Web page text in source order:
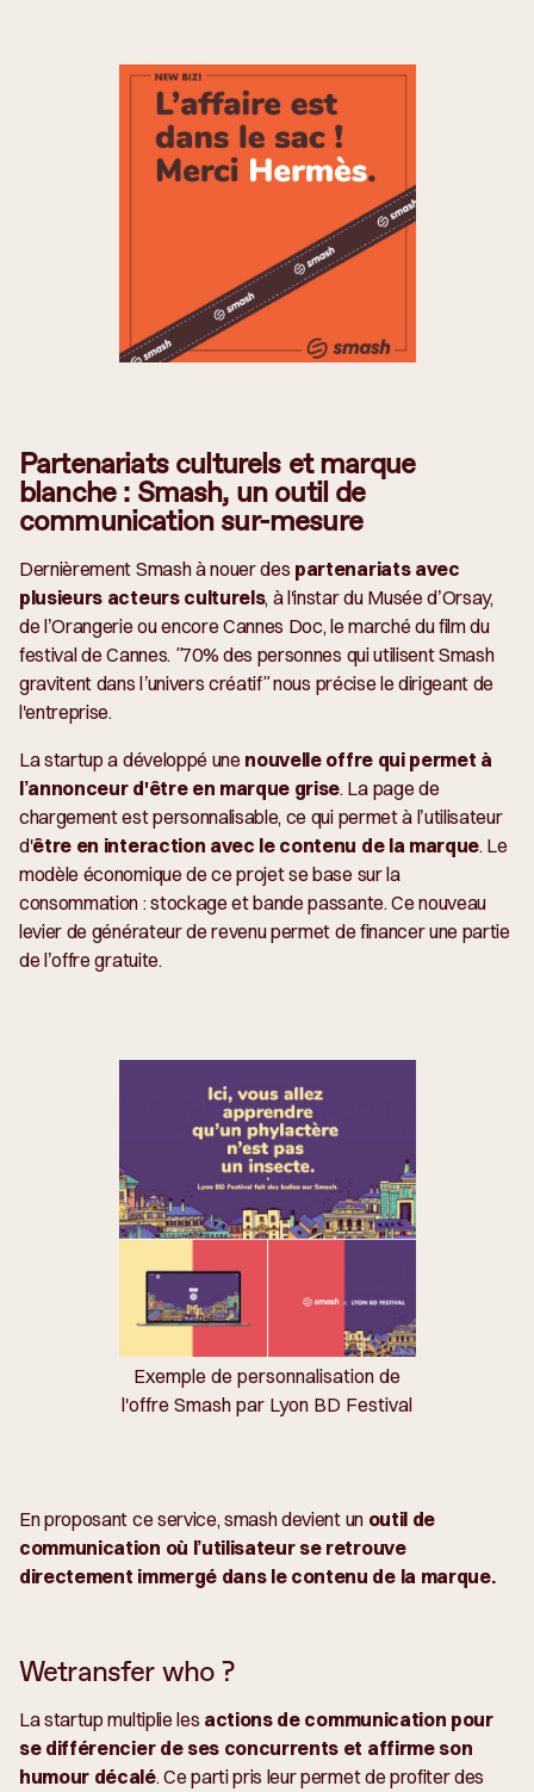
Partenariats culturels et marque
blanche : Smash, un outil de
communication sur-mesure
Dernièrement Smash à nouer des partenariats avec
plusieurs acteurs culturels, à l'instar du Musée d’Orsay,
de l’Orangerie ou encore Cannes Doc, le marché du film du
festival de Cannes. "70% des personnes qui utilisent Smash
gravitent dans l’univers créatif"nous précise le dirigeant de
l'entreprise.
La startup a développé une nouvelle offre qui permet à
l’annonceur d'être en marque grise. La page de
chargement est personnalisable, ce qui permet à l’utilisateur
d'être en interaction avec le contenu de la marque. Le
modèle économique de ce projet se base sur la
consommation : stockage et bande passante. Ce nouveau
levier de générateur de revenu permet de financer une partie
de l’offre gratuite.
Exemple de personnalisation de
l'offre Smash par Lyon BD Festival
En proposant ce service, smash devient un outil de
communication où l’utilisateur se retrouve
directement immergé dans le contenu de la marque.
Wetransfer who ?
La startup multiplie les actions de communication pour
se différencier de ses concurrents et affirme son
humour décalé. Ce parti pris leur permet de profiter des